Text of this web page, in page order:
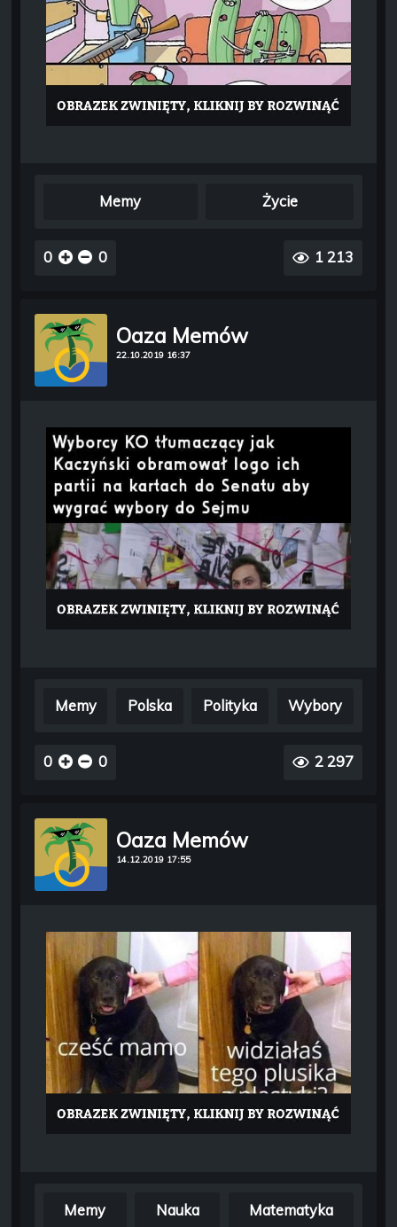
Memy Życie
0 0 1 213
Oaza Memów
22.10.2019 16:37
Memy Polska Polityka Wybory
0 0 2 297
Oaza Memów
14.12.2019 17:55
Memy Nauka Matematyka